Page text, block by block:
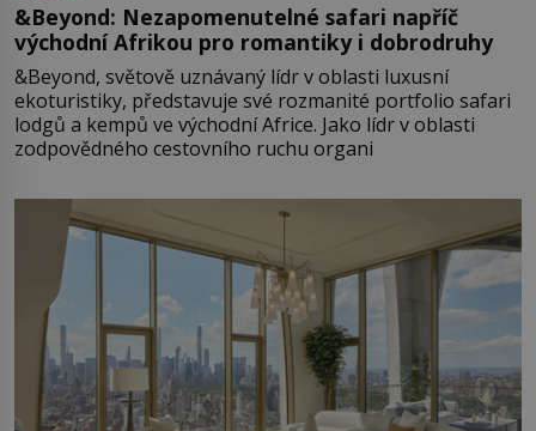
&Beyond: Nezapomenutelné safari napříč
východní Afrikou pro romantiky i dobrodruhy
&Beyond, světově uznávaný lídr v oblasti luxusní
ekoturistiky, představuje své rozmanité portfolio safari
lodgů a kempů ve východní Africe. Jako lídr v oblasti
zodpovědného cestovního ruchu organi